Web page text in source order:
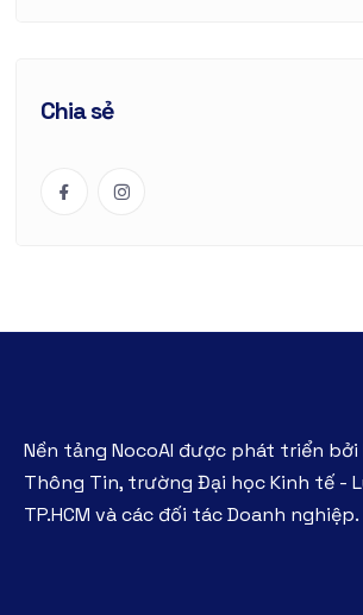
Chia sẻ
Nền tảng NocoAI được phát triển bởi
Thông Tin, trường Đại học Kinh tế -
TP.HCM và các đối tác Doanh nghiệp.